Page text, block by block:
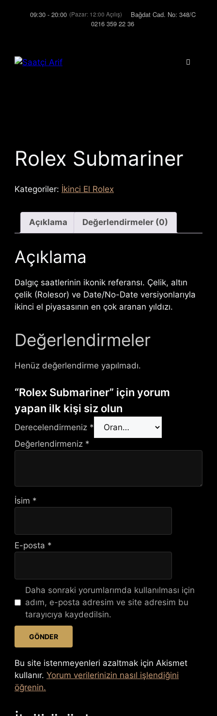
09:30 - 20:00 (Pazar: 12:00 Açılış)
Bağdat Cad. No: 348/C
0216 359 22 36
Rolex Submariner
Kategoriler: İkinci El Rolex
Açıklama Değerlendirmeler (0)
Açıklama
Dalgıç saatlerinin ikonik referansı. Çelik, altın
çelik (Rolesor) ve Date/No-Date versiyonlarıyla
ikinci el piyasasının en çok aranan yıldızı.
Değerlendirmeler
Henüz değerlendirme yapılmadı.
“Rolex Submariner” için yorum
yapan ilk kişi siz olun
Derecelendirmeniz *
Değerlendirmeniz *
İsim *
E-posta *
Daha sonraki yorumlarımda kullanılması için
adım, e-posta adresim ve site adresim bu
tarayıcıya kaydedilsin.
Bu site istenmeyenleri azaltmak için Akismet
kullanır. Yorum verilerinizin nasıl işlendiğini
öğrenin.